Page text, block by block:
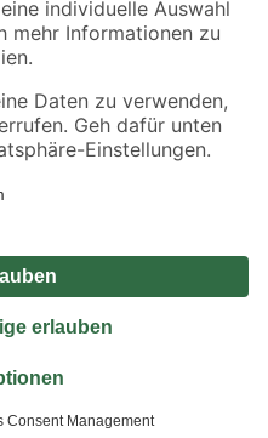
dargestellten Angebote sind unter
Verfügbarkeiten beziehen
für Artikel mit Speditionsversand, hier
Vertrag widerrufen